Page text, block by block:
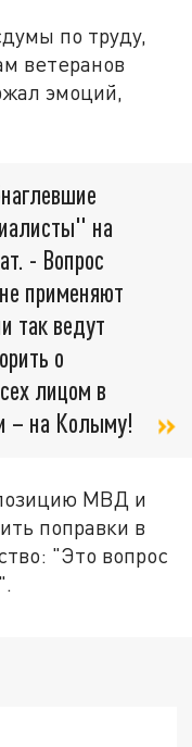
по труду,
ветеранов
эмоций,
на
- Вопрос
применяют
так ведут
о
лицом в
– на Колыму!
МВД и
поправки в
"Это вопрос